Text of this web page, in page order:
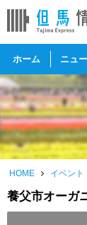
ホーム ニュ
HOME イベント
養父市オーガ